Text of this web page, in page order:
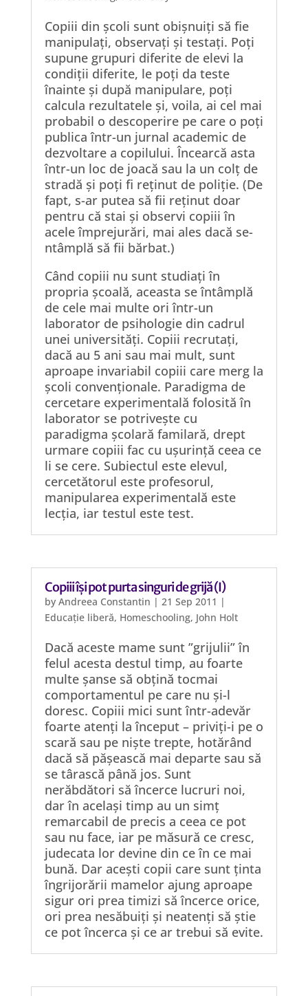
Copiii din școli sunt obișnuiți să fie
manipulați, observați și testați. Poți
supune grupuri diferite de elevi la
condiții diferite, le poți da teste
înainte și după manipulare, poți
calcula rezultatele și, voila, ai cel mai
probabil o descoperire pe care o poți
publica într-un jurnal academic de
dezvoltare a copilului. Încearcă asta
într-un loc de joacă sau la un colț de
stradă și poți fi reținut de poliție. (De
fapt, s-ar putea să fii reținut doar
pentru că stai și observi copiii în
acele împrejurări, mai ales dacă se-
ntâmplă să fii bărbat.)
Când copiii nu sunt studiați în
propria școală, aceasta se întâmplă
de cele mai multe ori într-un
laborator de psihologie din cadrul
unei universități. Copiii recrutați,
dacă au 5 ani sau mai mult, sunt
aproape invariabil copiii care merg la
școli convenționale. Paradigma de
cercetare experimentală folosită în
laborator se potrivește cu
paradigma școlară familară, drept
urmare copiii fac cu ușurință ceea ce
li se cere. Subiectul este elevul,
cercetătorul este profesorul,
manipularea experimentală este
lecția, iar testul este test.
Copiii își pot purta singuri de grijă (I)
by Andreea Constantin | 21 Sep 2011 |
Educație liberă, Homeschooling, John Holt
Dacă aceste mame sunt ”grijulii” în
felul acesta destul timp, au foarte
multe șanse să obțină tocmai
comportamentul pe care nu și-l
doresc. Copiii mici sunt într-adevăr
foarte atenți la început – priviți-i pe o
scară sau pe niște trepte, hotărând
dacă să pășească mai departe sau să
se târască până jos. Sunt
nerăbdători să încerce lucruri noi,
dar în același timp au un simț
remarcabil de precis a ceea ce pot
sau nu face, iar pe măsură ce cresc,
judecata lor devine din ce în ce mai
bună. Dar acești copii care sunt ținta
îngrijorării mamelor ajung aproape
sigur ori prea timizi să încerce orice,
ori prea nesăbuiți și neatenți să știe
ce pot încerca și ce ar trebui să evite.